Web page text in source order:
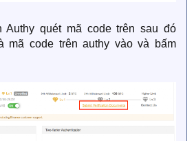
Authy quét mã code trên sau đó
mã code trên authy vào và bấm